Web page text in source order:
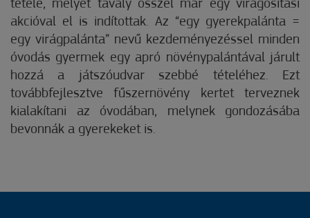
tétele, melyet tavaly ősszel már egy virágosítási
akcióval el is indítottak. Az “egy gyerekpalánta =
egy virágpalánta” nevű kezdeményezéssel minden
óvodás gyermek egy apró növénypalántával járult
hozzá a játszóudvar szebbé tételéhez. Ezt
továbbfejlesztve fűszernövény kertet terveznek
kialakítani az óvodában, melynek gondozásába
bevonnák a gyerekeket is.